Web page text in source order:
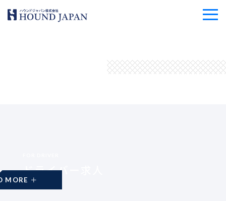
ドライバー求人
READ MORE